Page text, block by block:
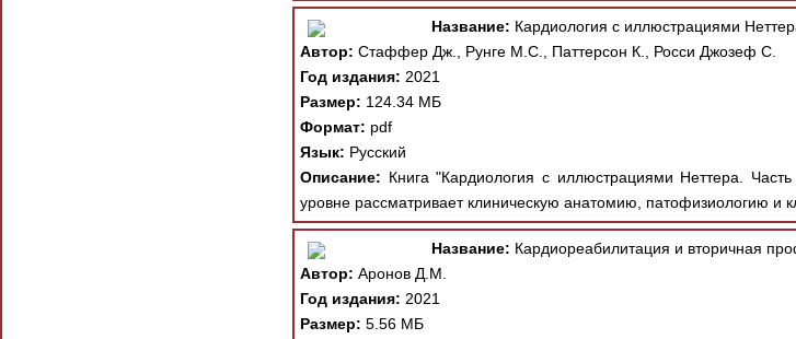
Название: Кардиология с иллюстрациями
Автор: Стаффер Дж., Рунге М.С., Паттерсон К., Росси Джозеф С.
Год издания: 2021
Размер: 124.34 МБ
Формат: pdf
Язык: Русский
Описание: Книга "Кардиология с иллюстрациями Неттера.
уровне рассматривает клиническую анатомию, патофизиологию и
Название: Кардиореабилитация и вторичная
Автор: Аронов Д.М.
Год издания: 2021
Размер: 5.56 МБ